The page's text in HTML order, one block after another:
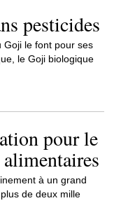
pesticides
Goji le font pour ses
le Goji biologique
pour le
à un grand
de deux mille